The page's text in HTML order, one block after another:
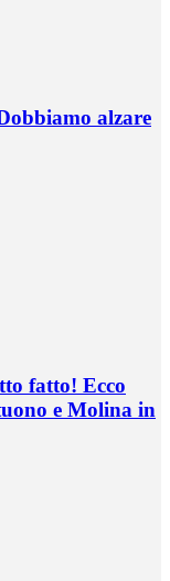
alzare
fatto! Ecco
e Molina in